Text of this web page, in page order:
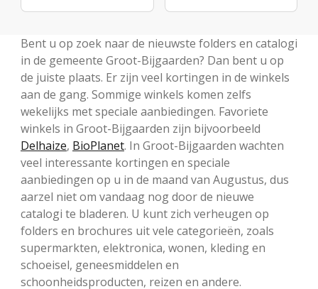
Bent u op zoek naar de nieuwste folders en catalogi
in de gemeente Groot-Bijgaarden? Dan bent u op
de juiste plaats. Er zijn veel kortingen in de winkels
aan de gang. Sommige winkels komen zelfs
wekelijks met speciale aanbiedingen. Favoriete
winkels in Groot-Bijgaarden zijn bijvoorbeeld
Delhaize, BioPlanet. In Groot-Bijgaarden wachten
veel interessante kortingen en speciale
aanbiedingen op u in de maand van Augustus, dus
aarzel niet om vandaag nog door de nieuwe
catalogi te bladeren. U kunt zich verheugen op
folders en brochures uit vele categorieën, zoals
supermarkten, elektronica, wonen, kleding en
schoeisel, geneesmiddelen en
schoonheidsproducten, reizen en andere.